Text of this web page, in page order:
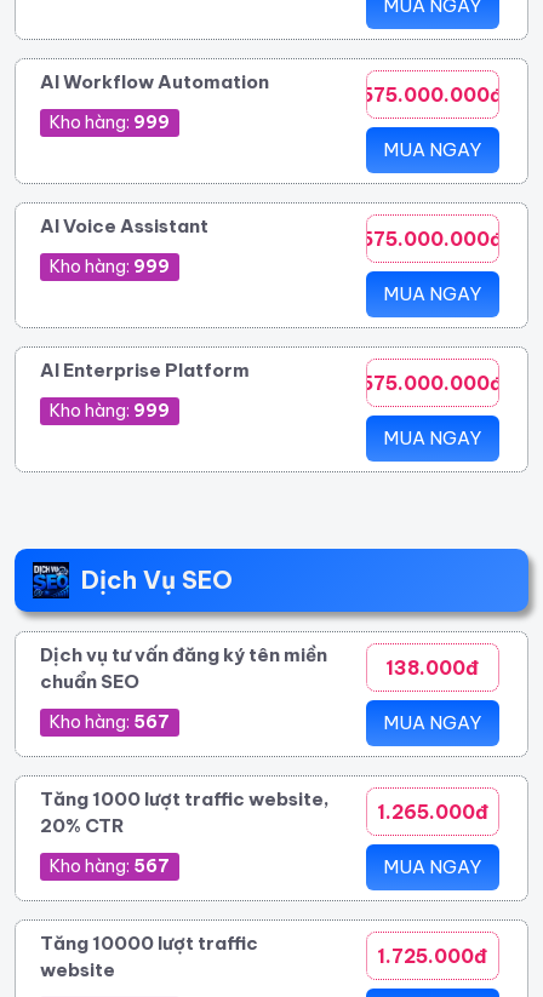
MUA NGAY
AI Workflow Automation
Kho hàng: 999
575.000.000đ
MUA NGAY
AI Voice Assistant
Kho hàng: 999
575.000.000đ
MUA NGAY
AI Enterprise Platform
Kho hàng: 999
575.000.000đ
MUA NGAY
Dịch Vụ SEO
Dịch vụ tư vấn đăng ký tên miền
chuẩn SEO
Kho hàng: 567
138.000đ
MUA NGAY
Tăng 1000 lượt traffic website,
20% CTR
Kho hàng: 567
1.265.000đ
MUA NGAY
Tăng 10000 lượt traffic
website
1.725.000đ